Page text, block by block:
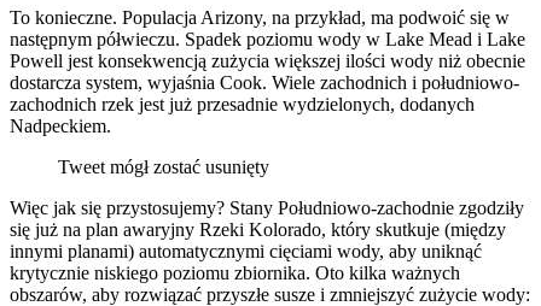
To konieczne. Populacja Arizony, na przykład, ma podwoić się w
następnym półwieczu. Spadek poziomu wody w Lake Mead i Lake
Powell jest konsekwencją zużycia większej ilości wody niż obecnie
dostarcza system, wyjaśnia Cook. Wiele zachodnich i południowo-
zachodnich rzek jest już przesadnie wydzielonych, dodanych
Nadpeckiem.
Tweet mógł zostać usunięty
Więc jak się przystosujemy? Stany Południowo-zachodnie zgodziły
się już na plan awaryjny Rzeki Kolorado, który skutkuje (między
innymi planami) automatycznymi cięciami wody, aby uniknąć
krytycznie niskiego poziomu zbiornika. Oto kilka ważnych
obszarów, aby rozwiązać przyszłe susze i zmniejszyć zużycie wody: